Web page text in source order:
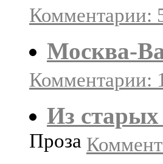
Комментарии:
Москва-
Комментарии:
Из
Проза